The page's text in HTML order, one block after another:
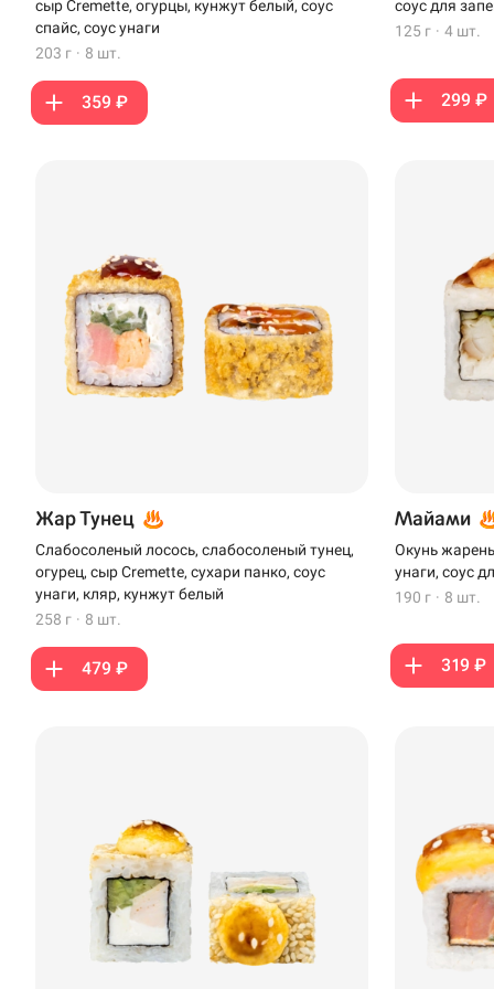
сыр Cremette, огурцы, кунжут белый, соус
спайс, соус унаги
203 г · 8 шт.
359 ₽
соус для
125 г · 4 шт.
299 ₽
Жар Тунец
Слабосоленый лосось, слабосоленый тунец,
огурец, сыр Cremette, сухари панко, соус
унаги, кляр, кунжут белый
258 г · 8 шт.
479 ₽
Майами
Окунь
унаги, соус
190 г · 8 шт.
319 ₽